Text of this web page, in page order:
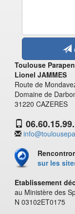
Toulouse
Lionel JAMMES
Route de
Domaine de
31220 CAZERES
sur les
Etablissement
au Ministère des
N 03102ET0175